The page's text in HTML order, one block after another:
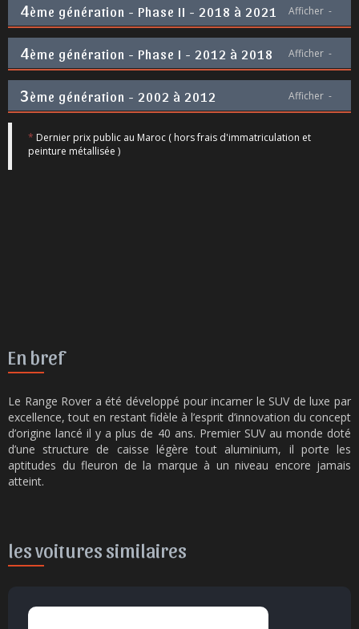
4ème génération - Phase II - 2018 à 2021 Afficher -
4ème génération - Phase I - 2012 à 2018 Afficher -
3ème génération - 2002 à 2012 Afficher -
* Dernier prix public au Maroc ( hors frais d'immatriculation et
peinture métallisée )
En bref
Le Range Rover a été développé pour incarner le SUV de luxe par
excellence, tout en restant fidèle à l’esprit d’innovation du concept
d’origine lancé il y a plus de 40 ans. Premier SUV au monde doté
d’une structure de caisse légère tout aluminium, il porte les
aptitudes du fleuron de la marque à un niveau encore jamais
atteint.
les voitures similaires